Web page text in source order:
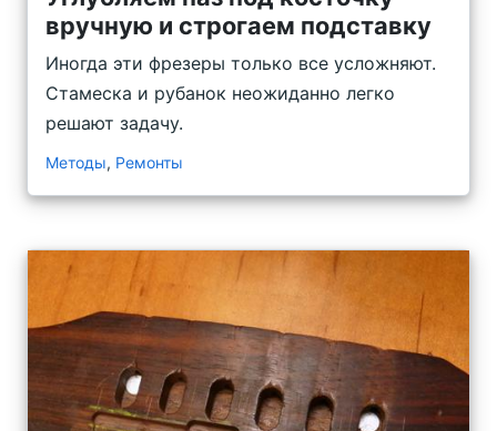
вручную и строгаем подставку
Иногда эти фрезеры только все усложняют.
Стамеска и рубанок неожиданно легко
решают задачу.
Методы, Ремонты